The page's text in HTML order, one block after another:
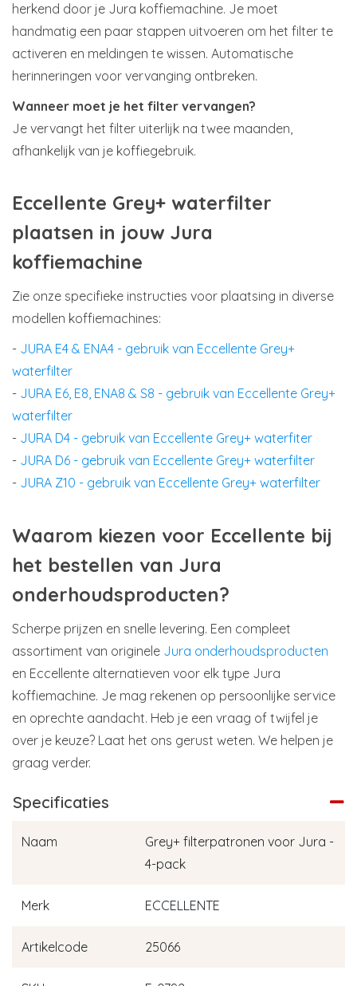
herkend door je Jura koffiemachine. Je moet
handmatig een paar stappen uitvoeren om het filter te
activeren en meldingen te wissen. Automatische
herinneringen voor vervanging ontbreken.
Wanneer moet je het filter vervangen?
Je vervangt het filter uiterlijk na twee maanden,
afhankelijk van je koffiegebruik.
Eccellente Grey+ waterfilter
plaatsen in jouw Jura
koffiemachine
Zie onze specifieke instructies voor plaatsing in diverse
modellen koffiemachines:
- JURA E4 & ENA4 - gebruik van Eccellente Grey+
waterfilter
- JURA E6, E8, ENA8 & S8 - gebruik van Eccellente Grey+
waterfilter
- JURA D4 - gebruik van Eccellente Grey+ waterfiter
- JURA D6 - gebruik van Eccellente Grey+ waterfilter
- JURA Z10 - gebruik van Eccellente Grey+ waterfilter
Waarom kiezen voor Eccellente bij
het bestellen van Jura
onderhoudsproducten?
Scherpe prijzen en snelle levering. Een compleet
assortiment van originele Jura onderhoudsproducten
en Eccellente alternatieven voor elk type Jura
koffiemachine. Je mag rekenen op persoonlijke service
en oprechte aandacht. Heb je een vraag of twijfel je
over je keuze? Laat het ons gerust weten. We helpen je
graag verder.
Specificaties
Naam
Grey+ filterpatronen voor Jura -
4-pack
Merk ECCELLENTE
Artikelcode 25066